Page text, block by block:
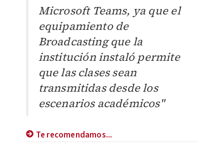
Microsoft Teams, ya que el
equipamiento de
Broadcasting que la
institución instaló permite
que las clases sean
transmitidas desde los
escenarios académicos"
Te recomendamos...